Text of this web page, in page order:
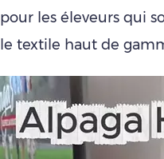
pour les éleveurs qui
le textile haut de